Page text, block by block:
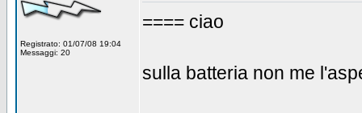
Registrato: 01/07/08 19:04
Messaggi: 20
==== ciao
sulla batteria non me